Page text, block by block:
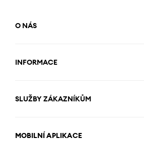
O NÁS
INFORMACE
SLUŽBY ZÁKAZNÍKŮM
MOBILNÍ APLIKACE